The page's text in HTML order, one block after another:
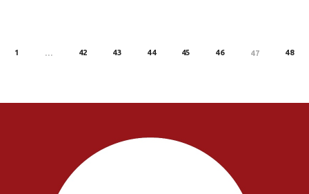
1 … 42 43 44 45 46 47 48